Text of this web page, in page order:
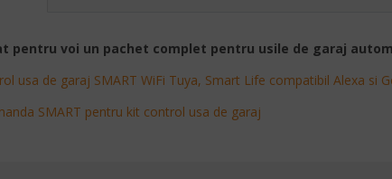
pentru voi un pachet complet pentru usile de garaj
usa de garaj SMART WiFi Tuya, Smart Life compatibil Alexa si
SMART pentru kit control usa de garaj